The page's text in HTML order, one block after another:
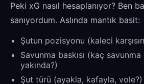
Peki xG nasıl hesaplanıyor? Ben
sanıyordum. Aslında mantık basit:
Şutun pozisyonu (kaleci
Savunma baskısı (kaç
yakında?)
Şut türü (ayakla, kafayla, vole?)